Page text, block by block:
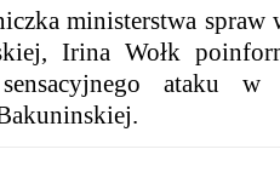
ministerstwa spraw
Irina Wołk
ataku w